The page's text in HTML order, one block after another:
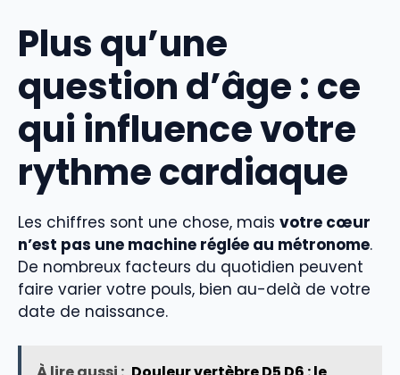
Plus qu’une
question d’âge : ce
qui influence votre
rythme cardiaque
Les chiffres sont une chose, mais votre cœur
n’est pas une machine réglée au métronome.
De nombreux facteurs du quotidien peuvent
faire varier votre pouls, bien au-delà de votre
date de naissance.